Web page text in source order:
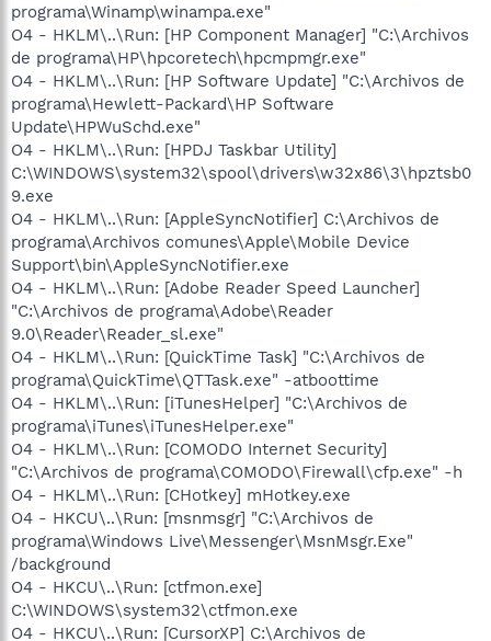
programa\Winamp\winampa.exe"
O4 - HKLM\..\Run: [HP Component Manager] "C:\Archivos
de programa\HP\hpcoretech\hpcmpmgr.exe"
O4 - HKLM\..\Run: [HP Software Update] "C:\Archivos de
programa\Hewlett-Packard\HP Software
Update\HPWuSchd.exe"
O4 - HKLM\..\Run: [HPDJ Taskbar Utility]
C:\WINDOWS\system32\spool\drivers\w32x86\3\hpztsb0
9.exe
O4 - HKLM\..\Run: [AppleSyncNotifier] C:\Archivos de
programa\Archivos comunes\Apple\Mobile Device
Support\bin\AppleSyncNotifier.exe
O4 - HKLM\..\Run: [Adobe Reader Speed Launcher]
"C:\Archivos de programa\Adobe\Reader
9.0\Reader\Reader_sl.exe"
O4 - HKLM\..\Run: [QuickTime Task] "C:\Archivos de
programa\QuickTime\QTTask.exe" -atboottime
O4 - HKLM\..\Run: [iTunesHelper] "C:\Archivos de
programa\iTunes\iTunesHelper.exe"
O4 - HKLM\..\Run: [COMODO Internet Security]
"C:\Archivos de programa\COMODO\Firewall\cfp.exe" -h
O4 - HKLM\..\Run: [CHotkey] mHotkey.exe
O4 - HKCU\..\Run: [msnmsgr] "C:\Archivos de
programa\Windows Live\Messenger\MsnMsgr.Exe"
/background
O4 - HKCU\..\Run: [ctfmon.exe]
C:\WINDOWS\system32\ctfmon.exe
O4 - HKCU\..\Run: [CursorXP] C:\Archivos de